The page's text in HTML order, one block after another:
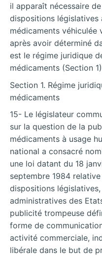
il apparaît nécessaire
dispositions
médicaments véhiculée
après avoir déterminé
est le régime juridique
médicaments (Section
Section 1. Régime
médicaments
15- Le législateur
sur la question de la
médicaments à usage
national a consacré
une loi datant du 18
septembre 1984
dispositions
administratives des
publicité trompeuse
forme de
activité commerciale,
libérale dans le but de